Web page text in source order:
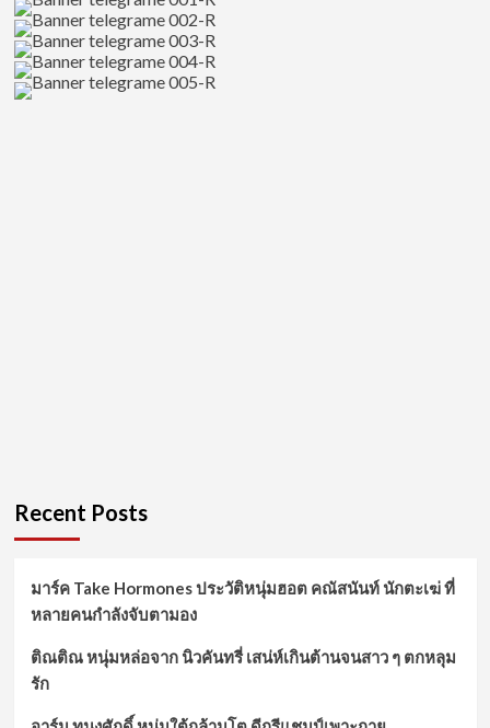
ตกหลุม
รัก
Recent Posts
มาร์ค Take Hormones ประวัติหนุ่มฮอต คณัสนันท์ นักตะเฆ่ ที่
หลายคนกำลังจับตามอง
ติณติณ หนุ่มหล่อจาก นิวคันทรี่ เสน่ห์เกินต้านจนสาว ๆ ตกหลุม
รัก